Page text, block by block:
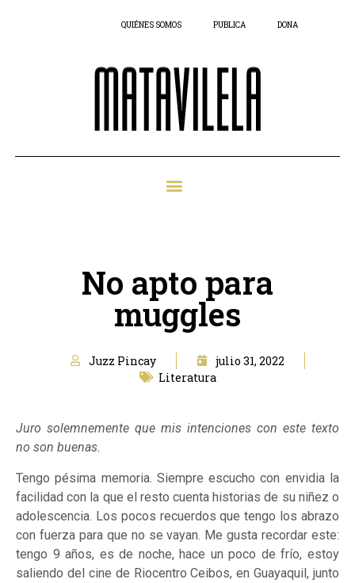
QUIÉNES SOMOS PUBLICA DONA
No apto para
muggles
Juzz Pincay
julio 31, 2022
Literatura
Juro solemnemente que mis intenciones con este texto
no son buenas.
Tengo pésima memoria. Siempre escucho con envidia la
facilidad con la que el resto cuenta historias de su niñez o
adolescencia. Los pocos recuerdos que tengo los abrazo
con fuerza para que no se vayan. Me gusta recordar este:
tengo 9 años, es de noche, hace un poco de frío, estoy
saliendo del cine de Riocentro Ceibos, en Guayaquil, junto